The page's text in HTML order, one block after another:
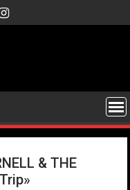
& THE